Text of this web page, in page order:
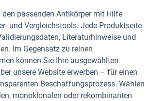
den passenden Antikörper mit Hilfe
und Vergleichstools. Jede Produktseite
Literaturhinweise und
Im Gegensatz zu reinen
können Sie Ihre ausgewählten
unsere Website erwerben – für einen
Beschaffungsprozess. Wählen
monoklonalen oder rekombinanten